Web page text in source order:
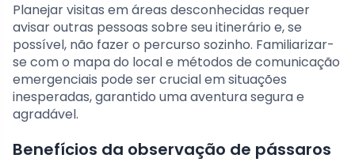
Planejar visitas em áreas desconhecidas requer
avisar outras pessoas sobre seu itinerário e, se
possível, não fazer o percurso sozinho. Familiarizar-
se com o mapa do local e métodos de comunicação
emergenciais pode ser crucial em situações
inesperadas, garantido uma aventura segura e
agradável.
Benefícios da observação de pássaros